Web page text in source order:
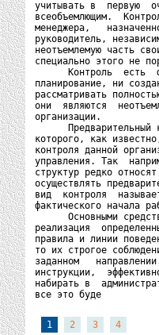
учитывать в  первую
всеобъемлющим.
менеджера,
руководитель,
неотъемлемую часть
специально этого не
Контроль  есть
планирование, ни
рассматривать
они  являются
организации.
Предварительный
которого, как
контроля данной
управления. Так
структур редко
осуществлять
вид  контроля
фактического начала
Основными
реализация
правила и линии
то их строгое
заданном
инструкции,
набирать в
все это буде
1 2 3 4